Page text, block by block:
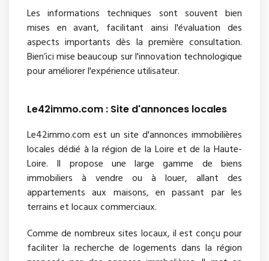
Les informations techniques sont souvent bien
mises en avant, facilitant ainsi l'évaluation des
aspects importants dès la première consultation.
Bien’ici mise beaucoup sur l'innovation technologique
pour améliorer l'expérience utilisateur.
Le42immo.com : Site d'annonces locales
Le42immo.com est un site d'annonces immobilières
locales dédié à la région de la Loire et de la Haute-
Loire. Il propose une large gamme de biens
immobiliers à vendre ou à louer, allant des
appartements aux maisons, en passant par les
terrains et locaux commerciaux.
Comme de nombreux sites locaux, il est conçu pour
faciliter la recherche de logements dans la région